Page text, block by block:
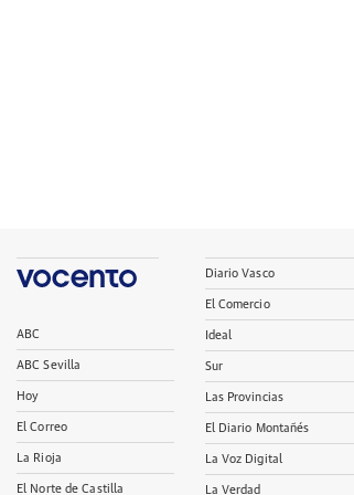
ABC
ABC Sevilla
Hoy
El Correo
La Rioja
El Norte de Castilla
Diario Vasco
El Comercio
Ideal
Sur
Las Provincias
El Diario Montañés
La Voz Digital
La Verdad